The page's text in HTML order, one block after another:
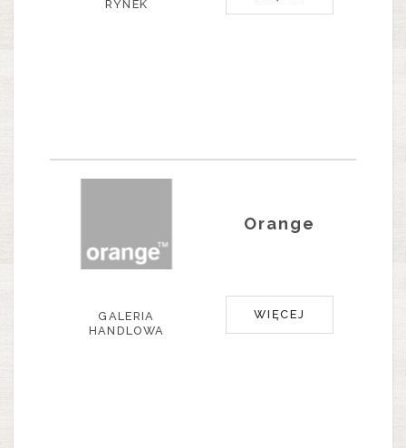
RYNEK
Orange
GALERIA
HANDLOWA
WIĘCEJ